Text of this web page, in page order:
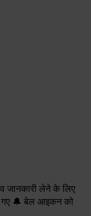
जानकारी लेने के लिए
गए 🔔 बेल आइकन को